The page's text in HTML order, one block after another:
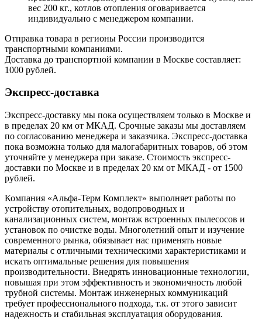
вес 200 кг., котлов отопления оговаривается
индивидуально с менеджером компании.
Отправка товара в регионы России производится
транспортными компаниями.
Доставка до транспортной компании в Москве составляет:
1000 рублей.
Экспресс-доставка
Экспресс-доставку мы пока осуществляем только в Москве и
в пределах 20 км от МКАД. Срочные заказы мы доставляем
по согласованию менеджера и заказчика. Экспресс-доставка
пока возможна только для малогабаритных товаров, об этом
уточняйте у менеджера при заказе. Стоимость экспресс-
доставки по Москве и в пределах 20 км от МКАД - от 1500
рублей.
Компания «Альфа-Терм Комплект» выполняет работы по
устройству отопительных, водопроводных и
канализационных систем, монтаж встроенных пылесосов и
установок по очистке воды. Многолетний опыт и изучение
современного рынка, обязывает нас применять новые
материалы с отличными техническими характеристиками и
искать оптимальные решения для повышения
производительности. Внедрять инновационные технологии,
повышая при этом эффективность и экономичность любой
трубной системы. Монтаж инженерных коммуникаций
требует профессионального подхода, т.к. от этого зависит
надежность и стабильная эксплуатация оборудования.